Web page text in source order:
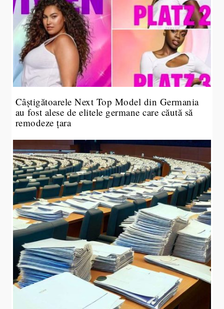
Câștigătoarele Next Top Model din Germania
au fost alese de elitele germane care căută să
remodeze țara